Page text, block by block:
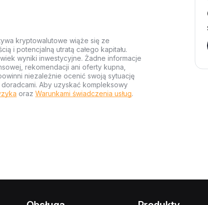
kryptowalutowe wiąże się ze
i potencjalną utratą całego kapitału.
wyniki inwestycyjne. Żadne informacje
rekomendacji ani oferty kupna,
niezależnie ocenić swoją sytuację
Aby uzyskać kompleksowy
oraz Warunkami świadczenia usług.